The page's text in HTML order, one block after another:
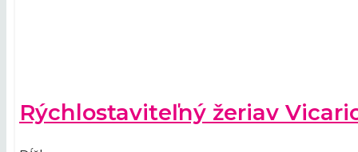
Rýchlostaviteľný žeriav